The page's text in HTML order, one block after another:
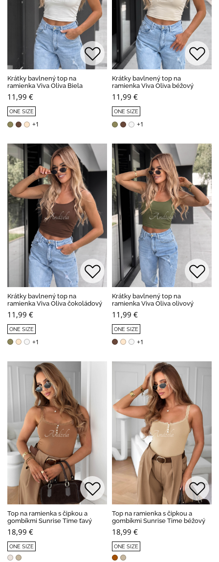
Krátky bavlnený top na
ramienka Viva Oliva Biela
11,99 €
ONE SIZE
+1
Krátky bavlnený top na
ramienka Viva Oliva béžový
11,99 €
ONE SIZE
+1
Krátky bavlnený top na
ramienka Viva Oliva čokoládový
11,99 €
ONE SIZE
+1
Krátky bavlnený top na
ramienka Viva Oliva olivový
11,99 €
ONE SIZE
+1
Top na ramienka s čipkou a
gombíkmi Sunrise Time ťavý
18,99 €
ONE SIZE
Top na ramienka s čipkou a
gombíkmi Sunrise Time béžový
18,99 €
ONE SIZE